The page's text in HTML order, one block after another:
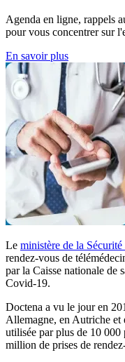
Agenda en ligne, rappels
pour vous concentrer sur
En savoir plus
Le ministère de la
rendez-vous de
par la Caisse nationale de
Covid-19.
Doctena a vu le jour en
Allemagne, en Autriche et
utilisée par plus de 10 000
million de prises de